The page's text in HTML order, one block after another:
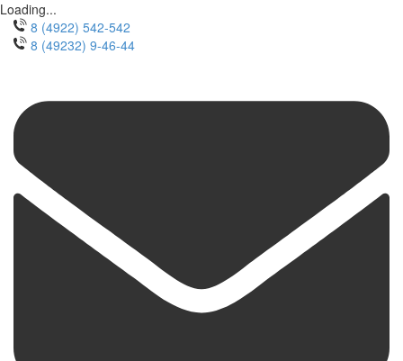
Loading...
8 (4922) 542-542
8 (49232) 9-46-44